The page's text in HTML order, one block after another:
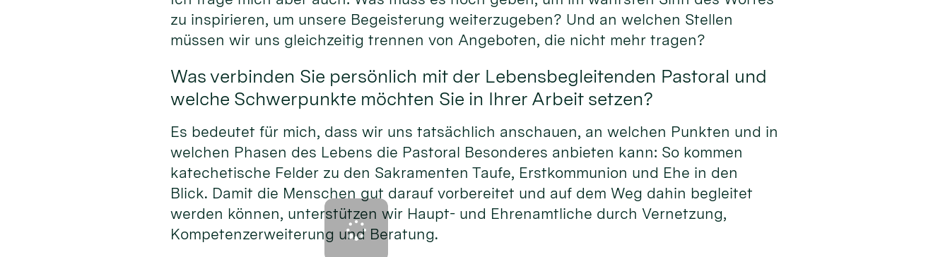
zu inspirieren, um unsere Begeisterung weiterzugeben? Und an welchen Stellen
müssen wir uns gleichzeitig trennen von Angeboten, die nicht mehr tragen?
Was verbinden Sie persönlich mit der Lebensbegleitenden Pastoral und
welche Schwerpunkte möchten Sie in Ihrer Arbeit setzen?
Es bedeutet für mich, dass wir uns tatsächlich anschauen, an welchen Punkten und in
welchen Phasen des Lebens die Pastoral Besonderes anbieten kann: So kommen
katechetische Felder zu den Sakramenten Taufe, Erstkommunion und Ehe in den
Blick. Damit die Menschen gut darauf vorbereitet und auf dem Weg dahin begleitet
werden können, unterstützen wir Haupt- und Ehrenamtliche durch Vernetzung,
Kompetenzerweiterung und Beratung.